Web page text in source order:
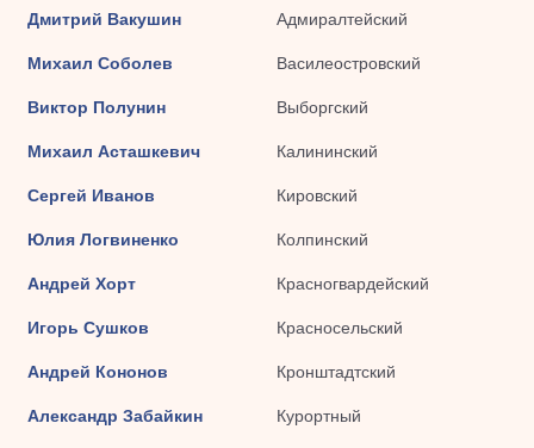
Дмитрий Вакушин Адмиралтейский
Михаил Соболев Василеостровский
Виктор Полунин Выборгский
Михаил Асташкевич Калининский
Сергей Иванов Кировский
Юлия Логвиненко Колпинский
Андрей Хорт Красногвардейский
Игорь Сушков Красносельский
Андрей Кононов Кронштадтский
Александр Забайкин Курортный